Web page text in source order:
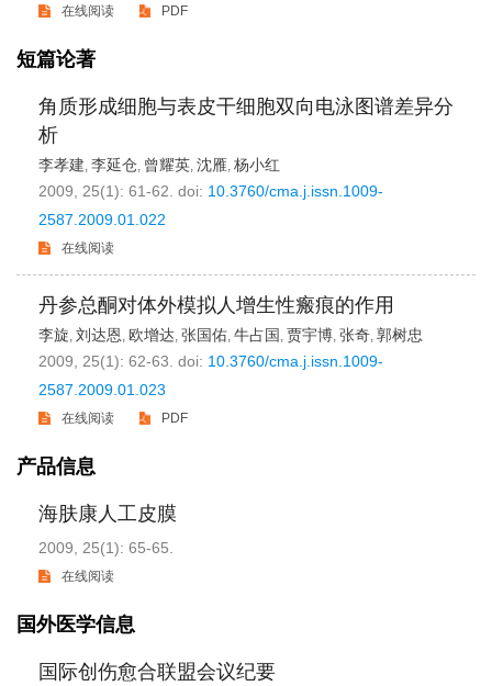
在线阅读 PDF
短篇论著
角质形成细胞与表皮干细胞双向电泳图谱差异分
析
李孝建, 李延仓, 曾耀英, 沈雁, 杨小红
2009, 25(1): 61-62. doi: 10.3760/cma.j.issn.1009-
2587.2009.01.022
在线阅读
丹参总酮对体外模拟人增生性瘢痕的作用
李旋, 刘达恩 , 欧增达, 张国佑, 牛占国 , 贾宇博, 张奇, 郭树忠
2009, 25(1): 62-63. doi: 10.3760/cma.j.issn.1009-
2587.2009.01.023
在线阅读 PDF
产品信息
海肤康人工皮膜
2009, 25(1): 65-65.
在线阅读
国外医学信息
国际创伤愈合联盟会议纪要